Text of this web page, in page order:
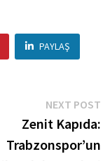
PAYLAŞ
NEXT POST
Zenit Kapıda:
Trabzonspor’un